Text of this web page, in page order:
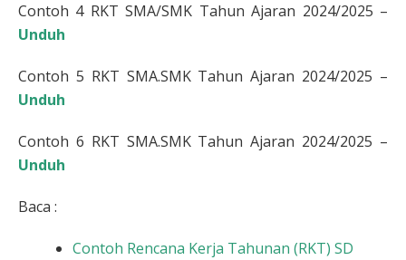
Contoh 4 RKT SMA/SMK Tahun Ajaran 2024/2025 –
Unduh
Contoh 5 RKT SMA.SMK Tahun Ajaran 2024/2025 –
Unduh
Contoh 6 RKT SMA.SMK Tahun Ajaran 2024/2025 –
Unduh
Baca :
Contoh Rencana Kerja Tahunan (RKT) SD